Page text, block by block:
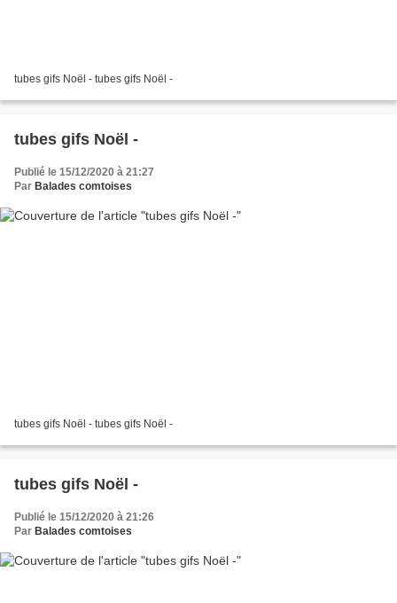
tubes gifs Noël - tubes gifs Noël -
tubes gifs Noël -
Publié le 15/12/2020 à 21:27
Par Balades comtoises
tubes gifs Noël - tubes gifs Noël -
tubes gifs Noël -
Publié le 15/12/2020 à 21:26
Par Balades comtoises